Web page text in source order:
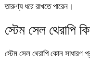
তারুণ্য ধরে রাখতে পারেন।
স্টেম সেল থেরাপি
স্টেম সেল থেরাপি কোন সাধারণ